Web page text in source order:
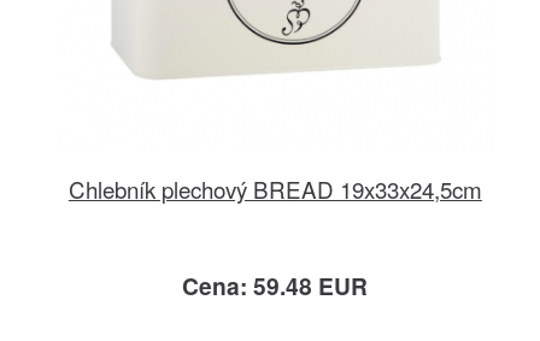
Chlebník plechový BREAD 19x33x24,5cm
Cena: 59.48 EUR